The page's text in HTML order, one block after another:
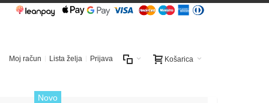
Košarica
Moj račun Lista želja Prijava
Novo